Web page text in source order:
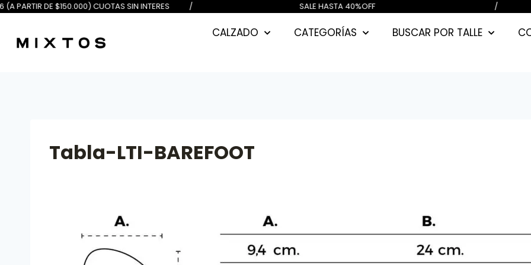
$100.000) 6 (A PARTIR DE $150.000) CUOTAS SIN INTERES / SALE
CALZADO CATEGORÍAS BUSCAR POR TALLE
Tabla-LTI-BAREFOOT